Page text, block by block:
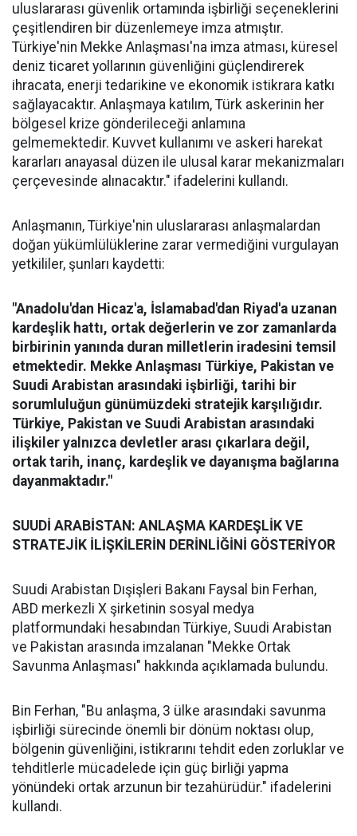
uluslararası güvenlik ortamında işbirliği seçeneklerini
çeşitlendiren bir düzenlemeye imza atmıştır.
Türkiye'nin Mekke Anlaşması'na imza atması, küresel
deniz ticaret yollarının güvenliğini güçlendirerek
ihracata, enerji tedarikine ve ekonomik istikrara katkı
sağlayacaktır. Anlaşmaya katılım, Türk askerinin her
bölgesel krize gönderileceği anlamına
gelmemektedir. Kuvvet kullanımı ve askeri harekat
kararları anayasal düzen ile ulusal karar mekanizmaları
çerçevesinde alınacaktır." ifadelerini kullandı.
Anlaşmanın, Türkiye'nin uluslararası anlaşmalardan
doğan yükümlülüklerine zarar vermediğini vurgulayan
yetkililer, şunları kaydetti:
"Anadolu'dan Hicaz'a, İslamabad'dan Riyad'a uzanan
kardeşlik hattı, ortak değerlerin ve zor zamanlarda
birbirinin yanında duran milletlerin iradesini temsil
etmektedir. Mekke Anlaşması Türkiye, Pakistan ve
Suudi Arabistan arasındaki işbirliği, tarihi bir
sorumluluğun günümüzdeki stratejik karşılığıdır.
Türkiye, Pakistan ve Suudi Arabistan arasındaki
ilişkiler yalnızca devletler arası çıkarlara değil,
ortak tarih, inanç, kardeşlik ve dayanışma bağlarına
dayanmaktadır."
SUUDİ ARABİSTAN: ANLAŞMA KARDEŞLİK VE
STRATEJİK İLİŞKİLERİN DERİNLİĞİNİ GÖSTERİYOR
Suudi Arabistan Dışişleri Bakanı Faysal bin Ferhan,
ABD merkezli X şirketinin sosyal medya
platformundaki hesabından Türkiye, Suudi Arabistan
ve Pakistan arasında imzalanan "Mekke Ortak
Savunma Anlaşması" hakkında açıklamada bulundu.
Bin Ferhan, "Bu anlaşma, 3 ülke arasındaki savunma
işbirliği sürecinde önemli bir dönüm noktası olup,
bölgenin güvenliğini, istikrarını tehdit eden zorluklar ve
tehditlerle mücadelede için güç birliği yapma
yönündeki ortak arzunun bir tezahürüdür." ifadelerini
kullandı.